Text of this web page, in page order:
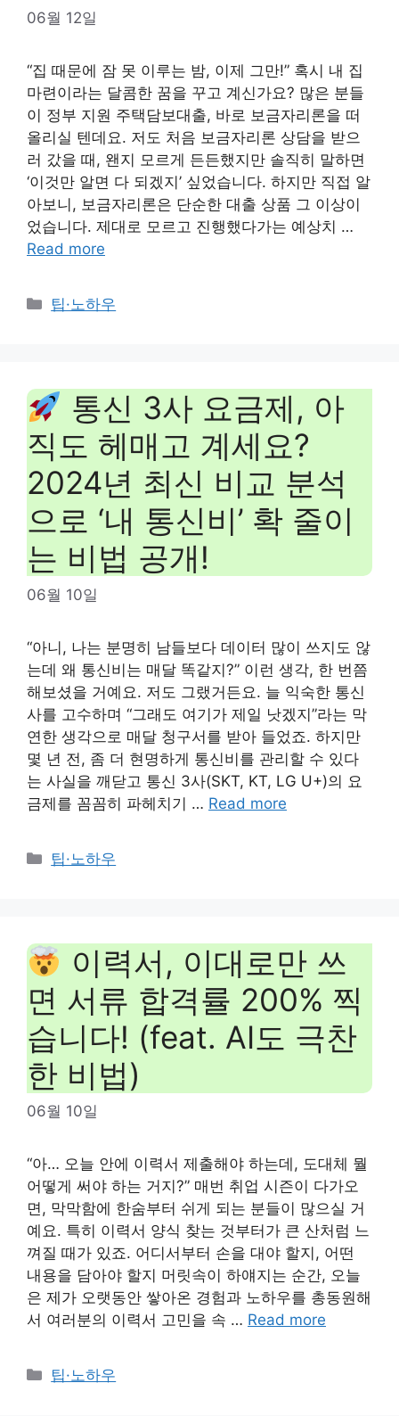
06월 12일
“집 때문에 잠 못 이루는 밤, 이제 그만!” 혹시 내 집
마련이라는 달콤한 꿈을 꾸고 계신가요? 많은 분들
이 정부 지원 주택담보대출, 바로 보금자리론을 떠
올리실 텐데요. 저도 처음 보금자리론 상담을 받으
러 갔을 때, 왠지 모르게 든든했지만 솔직히 말하면
‘이것만 알면 다 되겠지’ 싶었습니다. 하지만 직접 알
아보니, 보금자리론은 단순한 대출 상품 그 이상이
었습니다. 제대로 모르고 진행했다가는 예상치 …
Read more
Categories
팁·노하우
통신 3사 요금제, 아
직도 헤매고 계세요?
2024년 최신 비교 분석
으로 ‘내 통신비’ 확 줄이
는 비법 공개!
06월 10일
“아니, 나는 분명히 남들보다 데이터 많이 쓰지도 않
는데 왜 통신비는 매달 똑같지?” 이런 생각, 한 번쯤
해보셨을 거예요. 저도 그랬거든요. 늘 익숙한 통신
사를 고수하며 “그래도 여기가 제일 낫겠지”라는 막
연한 생각으로 매달 청구서를 받아 들었죠. 하지만
몇 년 전, 좀 더 현명하게 통신비를 관리할 수 있다
는 사실을 깨닫고 통신 3사(SKT, KT, LG U+)의 요
금제를 꼼꼼히 파헤치기 … Read more
Categories
팁·노하우
이력서, 이대로만 쓰
면 서류 합격률 200% 찍
습니다! (feat. AI도 극찬
한 비법)
06월 10일
“아… 오늘 안에 이력서 제출해야 하는데, 도대체 뭘
어떻게 써야 하는 거지?” 매번 취업 시즌이 다가오
면, 막막함에 한숨부터 쉬게 되는 분들이 많으실 거
예요. 특히 이력서 양식 찾는 것부터가 큰 산처럼 느
껴질 때가 있죠. 어디서부터 손을 대야 할지, 어떤
내용을 담아야 할지 머릿속이 하얘지는 순간, 오늘
은 제가 오랫동안 쌓아온 경험과 노하우를 총동원해
서 여러분의 이력서 고민을 속 … Read more
Categories
팁·노하우